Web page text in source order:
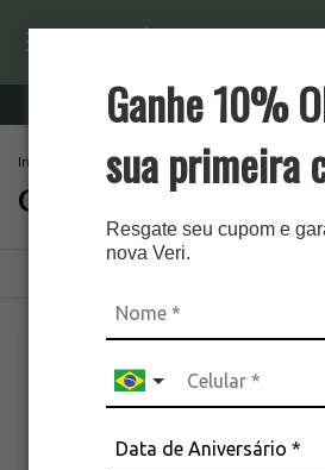
Ganhe 10%
sua primeira
Resgate seu cupom e
nova Veri.
SEDEX FIXO R$ 10 ESTADO SP
Início Brincos . Cravejados
Cravejados